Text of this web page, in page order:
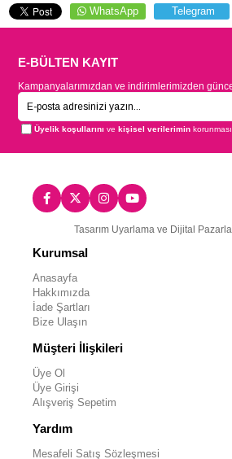
WhatsApp Telegram
E-BÜLTEN KAYIT
Kampanyalarımızdan ve indirimlerimizden
Üyelik koşullarını vekişisel verilerimin
Tasarım Uyarlama ve Dijital
Kurumsal
Anasayfa
Hakkımızda
İade Şartları
Bize Ulaşın
Müşteri İlişkileri
Üye Ol
Üye Girişi
Alışveriş Sepetim
Yardım
Mesafeli Satış Sözleşmesi